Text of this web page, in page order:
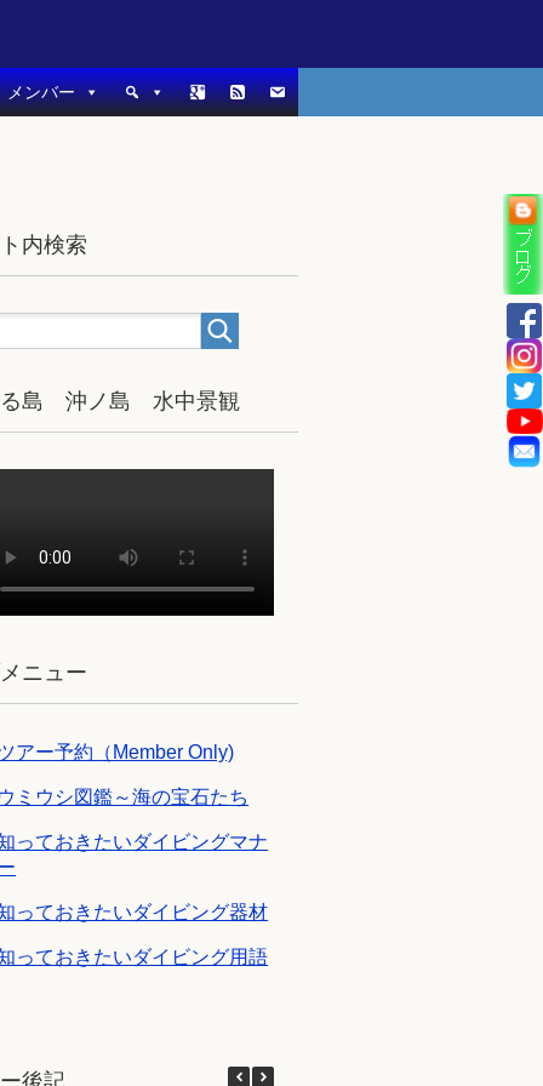
メンバー
内検索
る島 沖ノ島 水中景観
ニュー
アー予約（Member Only)
ウミウシ図鑑～海の宝石たち
っておきたいダイビングマナ
っておきたいダイビング器材
っておきたいダイビング用語